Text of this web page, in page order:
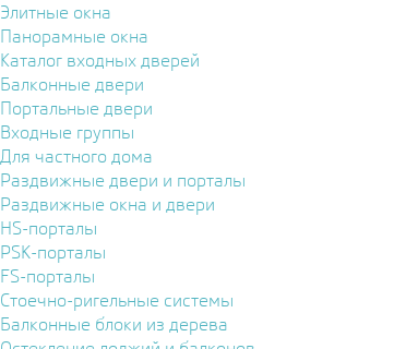
Элитные окна
Панорамные окна
Каталог входных дверей
Балконные двери
Портальные двери
Входные группы
Для частного дома
Раздвижные двери и порталы
Раздвижные окна и двери
HS-порталы
PSK-порталы
FS-порталы
Стоечно-ригельные системы
Балконные блоки из дерева